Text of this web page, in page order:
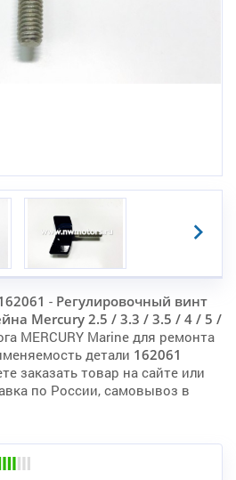
- Регулировочный винт
Mercury 2.5 / 3.3 / 3.5 / 4 / 5 /
MERCURY Marine для ремонта
детали 162061
заказать товар на сайте или
по России, самовывоз в